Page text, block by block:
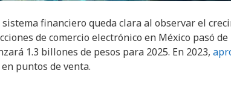
financiero queda clara al observar el
de comercio electrónico en México pasó
1.3 billones de pesos para 2025. En 2023,
puntos de venta.